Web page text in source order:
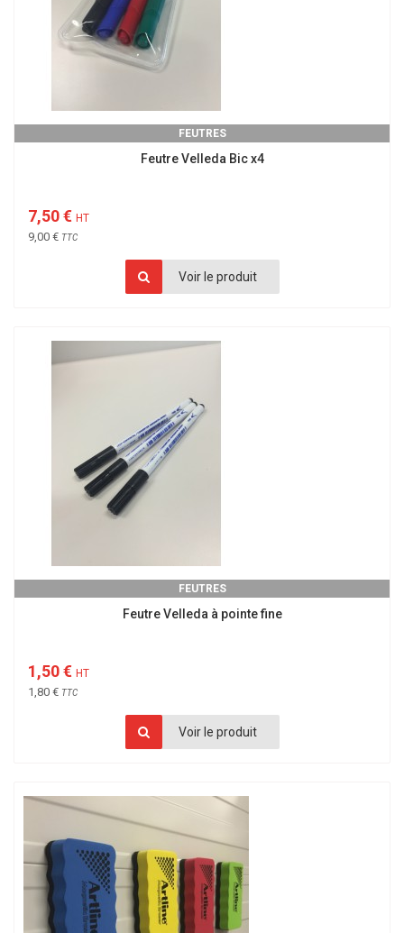
FEUTRES
Feutre Velleda Bic x4
7,50 € HT
9,00 € TTC
Voir le produit
FEUTRES
Feutre Velleda à pointe fine
1,50 € HT
1,80 € TTC
Voir le produit